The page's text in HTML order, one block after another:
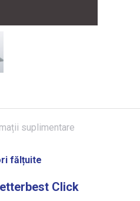
suplimentare
fălțuite
Click